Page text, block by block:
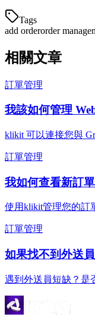
Tags
add orderorder
相關文章
訂單管理
我該如何管理
klikit 可以連接您與
訂單管理
我如何查看新訂
使用klikit管理您的訂
訂單管理
如果找不到外送
遇到外送員短缺？是